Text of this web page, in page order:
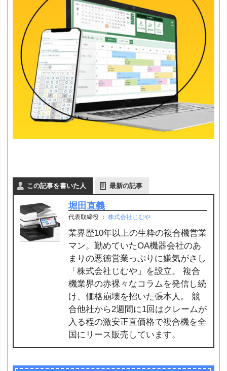
この記事を書いた人 最新の記事
堀田直義
代表取締役 ： 株式会社じむや
業界歴10年以上の生粋の複合機営業
マン。勤めていたOA機器会社のあ
まりの悪徳営業っぷりに嫌気がさし
「株式会社じむや」を設立。 複合
機業界の赤裸々なコラムを発信し続
け、価格崩壊を招いた張本人。 競
合他社から2週間に1回はクレームが
入る程の激安正直価格で複合機を全
国にリース販売しています。